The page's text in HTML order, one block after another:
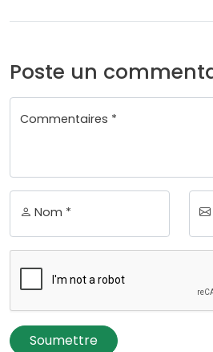
Poste un
Commentaires *
Nom *
Soumettre